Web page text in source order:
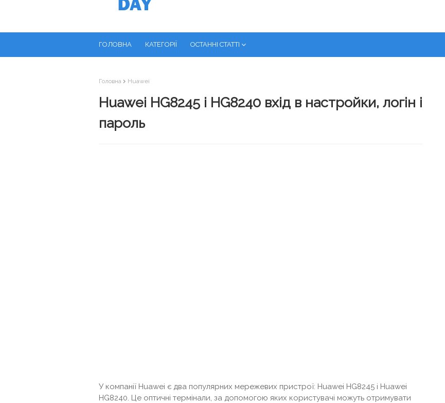
ГОЛОВНА КАТЕГОРІЇ ОСТАННІ СТАТТІ
Головна Huawei
Huawei HG8245 і HG8240 вхід в настройки, логін і
пароль
У компанії Huawei є два популярних мережевих пристрої: Huawei HG8245 і Huawei
HG8240. Це оптичні термінали, за допомогою яких користувачі можуть отримувати